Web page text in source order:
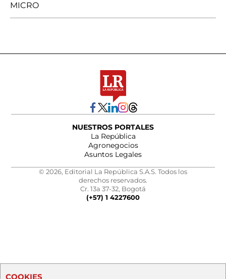
MICRO
NUESTROS PORTALES
La República
Agronegocios
Asuntos Legales
© 2026, Editorial La República S.A.S. Todos los
derechos reservados.
Cr. 13a 37-32, Bogotá
(+57) 1 4227600
COOKIES